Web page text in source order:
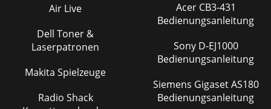
Air Live
Dell Toner &
Laserpatronen
Makita Spielzeuge
Radio Shack
Acer CB3-431
Bedienungsanleitung
Sony D-EJ1000
Bedienungsanleitung
Siemens Gigaset AS180
Bedienungsanleitung